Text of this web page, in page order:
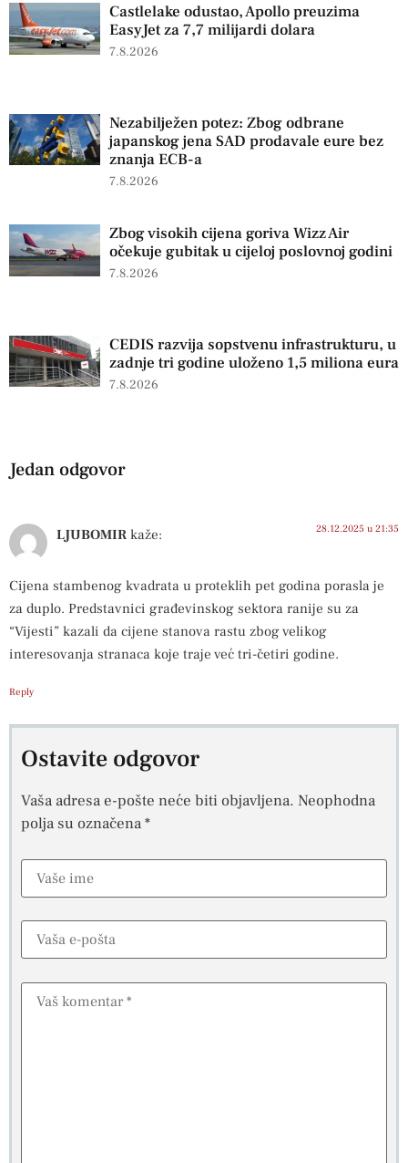
Castlelake odustao, Apollo preuzima
EasyJet za 7,7 milijardi dolara
7.8.2026
Nezabilježen potez: Zbog odbrane
japanskog jena SAD prodavale eure bez
znanja ECB-a
7.8.2026
Zbog visokih cijena goriva Wizz Air
očekuje gubitak u cijeloj poslovnoj godini
7.8.2026
CEDIS razvija sopstvenu infrastrukturu, u
zadnje tri godine uloženo 1,5 miliona eura
7.8.2026
Jedan odgovor
LJUBOMIR kaže: 28.12.2025 u 21:35
Cijena stambenog kvadrata u proteklih pet godina porasla je
za duplo. Predstavnici građevinskog sektora ranije su za
“Vijesti” kazali da cijene stanova rastu zbog velikog
interesovanja stranaca koje traje već tri-četiri godine.
Reply
Ostavite odgovor
Vaša adresa e-pošte neće biti objavljena. Neophodna
polja su označena*